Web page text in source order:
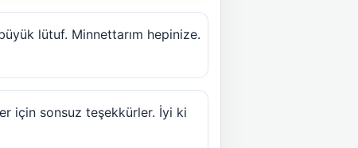
lütuf. Minnettarım hepinize.
için sonsuz teşekkürler. İyi ki